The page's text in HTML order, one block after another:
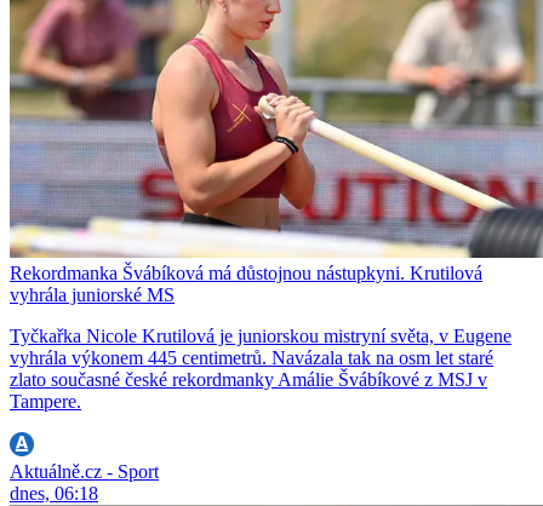
Rekordmanka Švábíková má důstojnou nástupkyni. Krutilová
vyhrála juniorské MS
Tyčkařka Nicole Krutilová je juniorskou mistryní světa, v Eugene
vyhrála výkonem 445 centimetrů. Navázala tak na osm let staré
zlato současné české rekordmanky Amálie Švábíkové z MSJ v
Tampere.
Aktuálně.cz - Sport
dnes, 06:18